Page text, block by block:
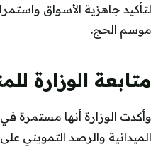
لتأكيد جاهزية الأسواق
موسم الحج.
متابعة الوزارة
وأكدت الوزارة أنها مستمرة في
الميدانية والرصد التمويني